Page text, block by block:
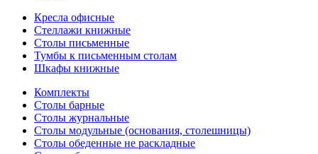
Кресла офисные
Стеллажи книжные
Столы письменные
Тумбы к письменным столам
Шкафы книжные
Комплекты
Столы барные
Столы журнальные
Столы модульные (основания, столешницы)
Столы обеденные не раскладные